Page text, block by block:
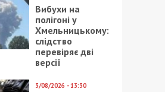
Вибухи на
полігоні у
Хмельницькому:
слідство
перевіряє дві
версії
3/08/2026 - 13:30